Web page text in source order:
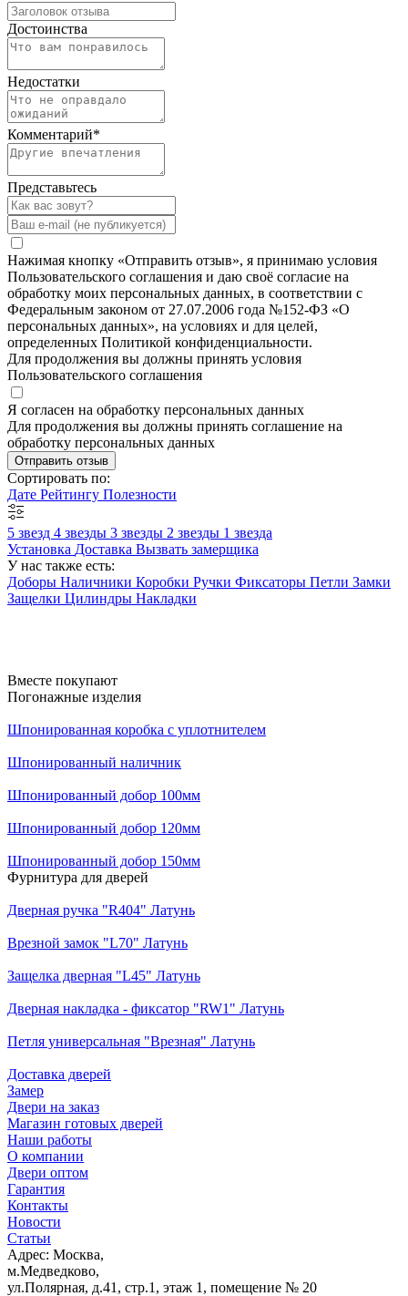
Достоинства
Недостатки
Комментарий*
Представьтесь
Нажимая кнопку «Отправить отзыв», я принимаю условия
Пользовательского соглашения и даю своё согласие на
обработку моих персональных данных, в соответствии с
Федеральным законом от 27.07.2006 года №152-ФЗ «О
персональных данных», на условиях и для целей,
определенных Политикой конфиденциальности.
Для продолжения вы должны принять условия
Пользовательского соглашения
Я согласен на обработку персональных данных
Для продолжения вы должны принять соглашение на
обработку персональных данных
Отправить отзыв
Сортировать по:
Дате Рейтингу Полезности
5 звезд 4 звезды 3 звезды 2 звезды 1 звезда
Установка Доставка Вызвать замерщика
У нас также есть:
Доборы Наличники Коробки Ручки Фиксаторы Петли Замки
Защелки Цилиндры Накладки
Вместе покупают
Погонажные изделия
Шпонированная коробка с уплотнителем
Шпонированный наличник
Шпонированный добор 100мм
Шпонированный добор 120мм
Шпонированный добор 150мм
Фурнитура для дверей
Дверная ручка "R404" Латунь
Врезной замок "L70" Латунь
Защелка дверная "L45" Латунь
Дверная накладка - фиксатор "RW1" Латунь
Петля универсальная "Врезная" Латунь
Доставка дверей
Замер
Двери на заказ
Магазин готовых дверей
Наши работы
О компании
Двери оптом
Гарантия
Контакты
Новости
Статьи
Адрес: Москва,
м.Медведково,
ул.Полярная, д.41, стр.1, этаж 1, помещение № 20